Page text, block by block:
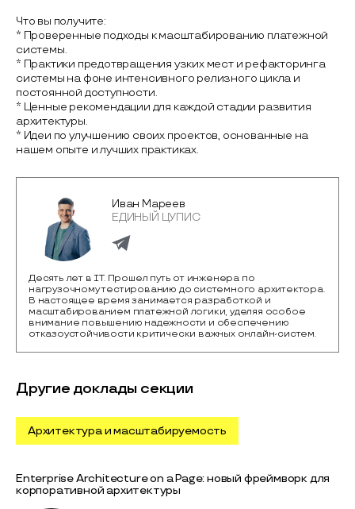
Что вы получите:
* Проверенные подходы к масштабированию платежной
системы.
* Практики предотвращения узких мест и рефакторинга
системы на фоне интенсивного релизного цикла и
постоянной доступности.
* Ценные рекомендации для каждой стадии развития
архитектуры.
* Идеи по улучшению своих проектов, основанные на
нашем опыте и лучших практиках.
Иван Мареев
ЕДИНЫЙ ЦУПИС
Десять лет в IT. Прошел путь от инженера по
нагрузочному тестированию до системного архитектора.
В настоящее время занимается разработкой и
масштабированием платежной логики, уделяя особое
внимание повышению надежности и обеспечению
отказоустойчивости критически важных онлайн-систем.
Другие доклады секции
Архитектура и масштабируемость
Enterprise Architecture on a Page: новый фреймворк для
корпоративной архитектуры